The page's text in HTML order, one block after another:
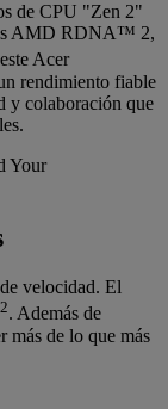
de CPU "Zen 2"
AMD RDNA™ 2,
Acer
rendimiento fiable
y colaboración que
velocidad. El
2. Además de
más de lo que más